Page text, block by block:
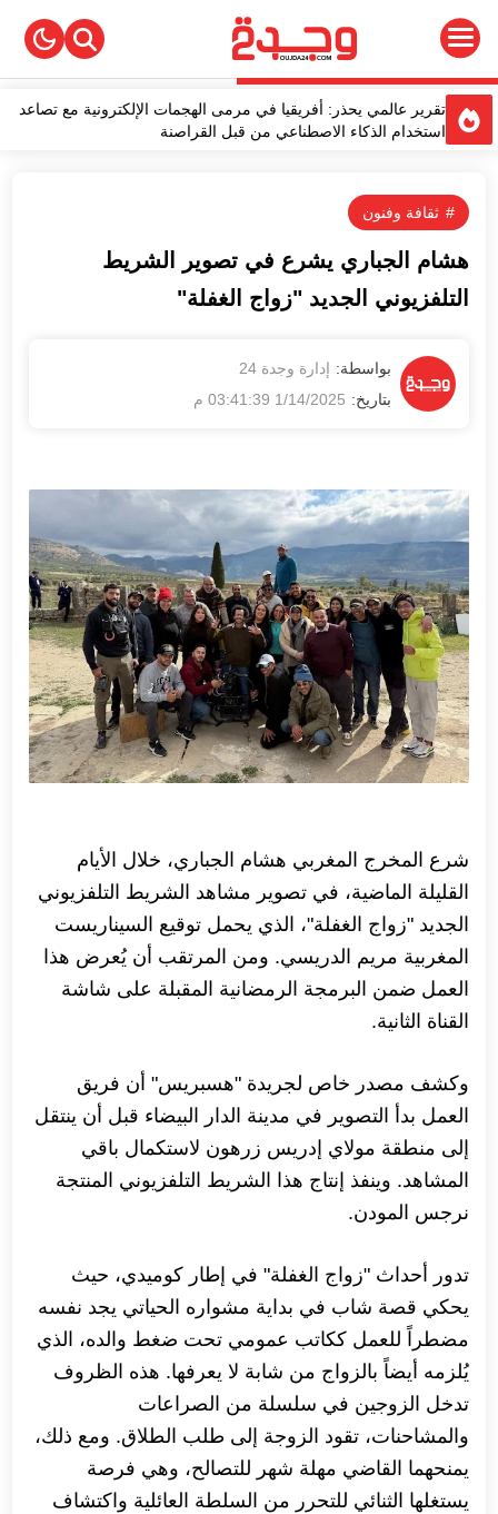
استخدام الذكاء الاصطناعي من قبل القراصنة
خبير سامسونغ يكشف أسرارًا لتعزيز أداء هاتفك والحفاظ عليه لفترة
الأمن يفكك عصابة لترويج الأقراص المخدرة بتيفلت
الكاتب المغربي نبيل موميد يصدر كتابًا جديدًا بعنوان "مغامرة الكتابة
ولذة الأدب"
الأمطار تُحيي آمال الفلاحين وتنعش الزراعات بحوض اللوكوس
ثقافة وفنون
هشام الجباري يشرع في تصوير الشريط
التلفزيوني الجديد "زواج الغفلة"
1/14/2025 03:41:39 م
شرع المخرج المغربي هشام الجباري، خلال الأيام
القليلة الماضية، في تصوير مشاهد الشريط التلفزيوني
الجديد "زواج الغفلة"، الذي يحمل توقيع السيناريست
المغربية مريم الدريسي. ومن المرتقب أن يُعرض هذا
العمل ضمن البرمجة الرمضانية المقبلة على شاشة
القناة الثانية.
وكشف مصدر خاص لجريدة "هسبريس" أن فريق
العمل بدأ التصوير في مدينة الدار البيضاء قبل أن ينتقل
إلى منطقة مولاي إدريس زرهون لاستكمال باقي
المشاهد. وينفذ إنتاج هذا الشريط التلفزيوني المنتجة
نرجس المودن.
تدور أحداث "زواج الغفلة" في إطار كوميدي، حيث
يحكي قصة شاب في بداية مشواره الحياتي يجد نفسه
مضطراً للعمل ككاتب عمومي تحت ضغط والده، الذي
يُلزمه أيضاً بالزواج من شابة لا يعرفها. هذه الظروف
تدخل الزوجين في سلسلة من الصراعات
والمشاحنات، تقود الزوجة إلى طلب الطلاق. ومع ذلك،
يمنحهما القاضي مهلة شهر للتصالح، وهي فرصة
يستغلها الثنائي للتحرر من السلطة العائلية واكتشاف